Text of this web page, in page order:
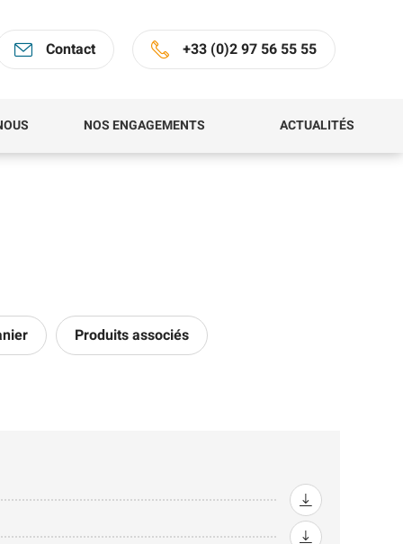
Contact +33 (0)2 97 56 55 55
NOS ENGAGEMENTS ACTUALITÉS
Produits associés